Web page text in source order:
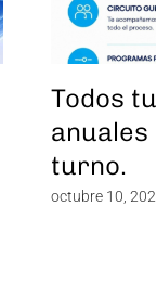
Todos
anuales
turno.
octubre 10,